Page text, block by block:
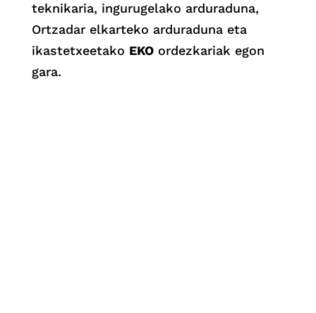
teknikaria, ingurugelako arduraduna,
Ortzadar elkarteko arduraduna eta
ikastetxeetako EKOordezkariak egon
gara.